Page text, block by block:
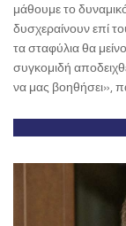
μάθουμε το
δυσχεραίνουν επί
τα σταφύλια θα
συγκομιδή
να μας βοηθήσει»,